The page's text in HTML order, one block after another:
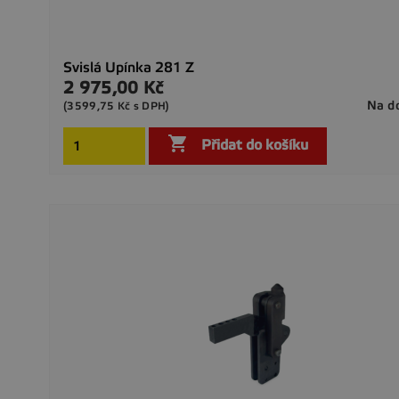
Svislá Upínka 281 Z
Cena
2 975,00 Kč
Na
(3599,75 Kč s DPH)
 Přidat do košíku